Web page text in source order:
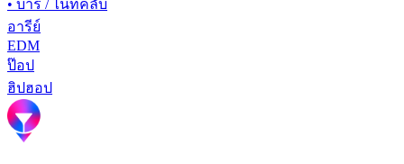
• บาร์ / ไนท์คลับ
อารีย์
EDM
ป๊อป
ฮิปฮอป